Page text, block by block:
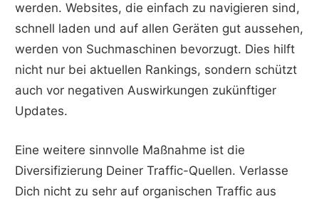
werden. Websites, die einfach zu navigieren sind,
schnell laden und auf allen Geräten gut aussehen,
werden von Suchmaschinen bevorzugt. Dies hilft
nicht nur bei aktuellen Rankings, sondern schützt
auch vor negativen Auswirkungen zukünftiger
Updates.
Eine weitere sinnvolle Maßnahme ist die
Diversifizierung Deiner Traffic-Quellen. Verlasse
Dich nicht zu sehr auf organischen Traffic aus